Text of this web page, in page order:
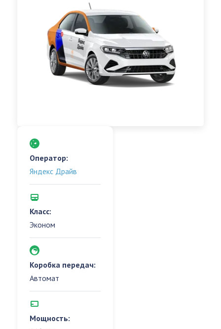
Оператор:
Яндекс Драйв
Класс:
Эконом
Коробка передач:
Автомат
Мощность: